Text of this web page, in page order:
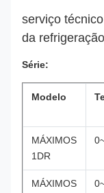
serviço
da
Série:
Modelo
MÁXIMOS
1DR
MÁXIMOS